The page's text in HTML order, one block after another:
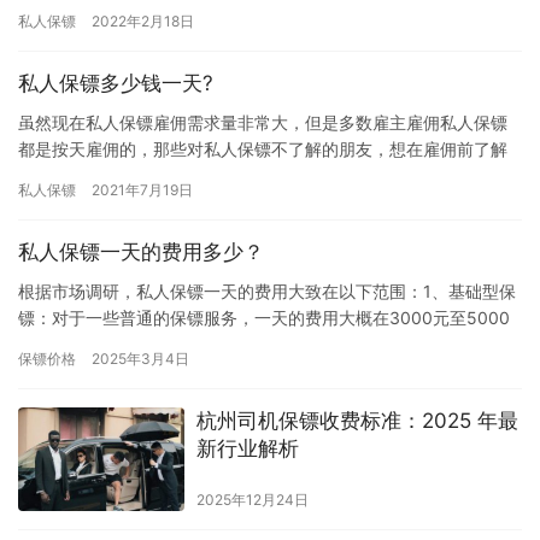
他们必…
私人保镖 2022年2月18日
私人保镖多少钱一天?
虽然现在私人保镖雇佣需求量非常大，但是多数雇主雇佣私人保镖
都是按天雇佣的，那些对私人保镖不了解的朋友，想在雇佣前了解
下吧…
私人保镖 2021年7月19日
私人保镖一天的费用多少？
根据市场调研，私人保镖一天的费用大致在以下范围：1、基础型保
镖：对于一些普通的保镖服务，一天的费用大概在3000元至5000
保镖价格 2025年3月4日
杭州司机保镖收费标准：2025 年最
新行业解析​
2025年12月24日